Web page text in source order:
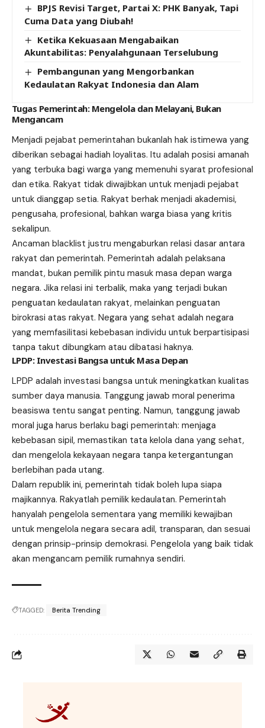
BPJS Revisi Target, Partai X: PHK Banyak, Tapi
Cuma Data yang Diubah!
Ketika Kekuasaan Mengabaikan
Akuntabilitas: Penyalahgunaan Terselubung
Pembangunan yang Mengorbankan
Kedaulatan Rakyat Indonesia dan Alam
Tugas Pemerintah: Mengelola dan Melayani, Bukan
Mengancam
Menjadi pejabat pemerintahan bukanlah hak istimewa yang
diberikan sebagai hadiah loyalitas. Itu adalah posisi amanah
yang terbuka bagi warga yang memenuhi syarat profesional
dan etika. Rakyat tidak diwajibkan untuk menjadi pejabat
untuk dianggap setia. Rakyat berhak menjadi akademisi,
pengusaha, profesional, bahkan warga biasa yang kritis
sekalipun.
Ancaman blacklist justru mengaburkan relasi dasar antara
rakyat dan pemerintah. Pemerintah adalah pelaksana
mandat, bukan pemilik pintu masuk masa depan warga
negara. Jika relasi ini terbalik, maka yang terjadi bukan
penguatan kedaulatan rakyat, melainkan penguatan
birokrasi atas rakyat. Negara yang sehat adalah negara
yang memfasilitasi kebebasan individu untuk berpartisipasi
tanpa takut dibungkam atau dibatasi haknya.
LPDP: Investasi Bangsa untuk Masa Depan
LPDP adalah investasi bangsa untuk meningkatkan kualitas
sumber daya manusia. Tanggung jawab moral penerima
beasiswa tentu sangat penting. Namun, tanggung jawab
moral juga harus berlaku bagi pemerintah: menjaga
kebebasan sipil, memastikan tata kelola dana yang sehat,
dan mengelola kekayaan negara tanpa ketergantungan
berlebihan pada utang.
Dalam republik ini, pemerintah tidak boleh lupa siapa
majikannya. Rakyatlah pemilik kedaulatan. Pemerintah
hanyalah pengelola sementara yang memiliki kewajiban
untuk mengelola negara secara adil, transparan, dan sesuai
dengan prinsip-prinsip demokrasi. Pengelola yang baik tidak
akan mengancam pemilik rumahnya sendiri.
TAGGED: Berita Trending